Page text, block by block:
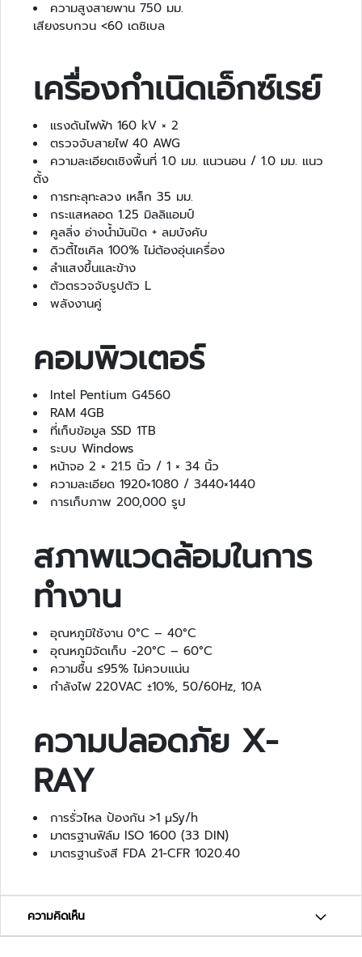
ะ
บ
ร
ว
คั
ด
ก
อ
ง
ย
า
น
พ
า
ะ
จ
ฉ
ริ
ย
ะ
บ
ค
เ
ม
า
ก
า
จั
ด
ก
า
ร
ะ
บ
ที่
จ
ความสูงสายพาน 750 มม.
เสียงรบกวน <60 เดซิเบล
เครื่องกำเนิดเอ็กซ์เรย์
แรงดันไฟฟ้า 160 kV × 2
ตรวจจับสายไฟ 40 AWG
ความละเอียดเชิงพื้นที่ 1.0 มม. แนวนอน / 1.0 มม. แนว
ตั้ง
การทะลุทะลวง เหล็ก 35 มม.
กระแสหลอด 1.25 มิลลิแอมป์
คูลลิ่ง อ่างน้ำมันปิด + ลมบังคับ
ดิวตี้ไซเคิล 100% ไม่ต้องอุ่นเครื่อง
ลำแสงขึ้นและข้าง
ตัวตรวจจับรูปตัว L
พลังงานคู่
คอมพิวเตอร์
Intel Pentium G4560
RAM 4GB
ที่เก็บข้อมูล SSD 1TB
ระบบ Windows
หน้าจอ 2 × 21.5 นิ้ว / 1 × 34 นิ้ว
ความละเอียด 1920×1080 / 3440×1440
การเก็บภาพ 200,000 รูป
สภาพแวดล้อมในการ
ทำงาน
อุณหภูมิใช้งาน 0°C – 40°C
อุณหภูมิจัดเก็บ -20°C – 60°C
ความชื้น ≤95% ไม่ควบแน่น
กำลังไฟ 220VAC ±10%, 50/60Hz, 10A
ความปลอดภัย X-
RAY
การรั่วไหล ป้องกัน >1 μSy/h
มาตรฐานฟิล์ม ISO 1600 (33 DIN)
มาตรฐานรังสี FDA 21-CFR 1020.40
ความคิดเห็น